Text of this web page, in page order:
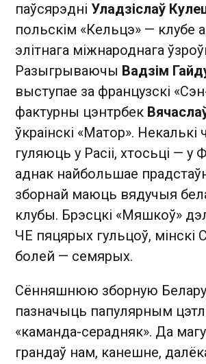
паўсярэдні Уладзіслаў
польскім «Кельцэ» — клубе
элітнага міжнароднага
Разыгрываючы Вадзім
выступае за французскі
фактурны цэнтрбек
ўкраінскі «Матор». Некалькі
гуляюць у Расіі, хтосьці — у
аднак найбольшае
зборнай маюць вядучыя
клубы. Брэсцкі «Мяшкоў»
ЧЕ пяцярых гульцоў, мінскі
болей — семярых.
Сённяшнюю зборную
пазначыць папулярным
«каманда-серадняк». Да
грандаў нам, канешне,